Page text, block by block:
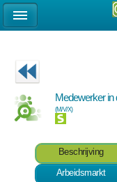
Medewerker in
(M/V/X)
Beschrijving
Arbeidsmarkt